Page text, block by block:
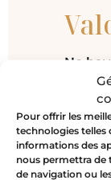
Pour offrir les
technologies telles
informations des
nous permettra de
de navigation ou
No
Sé el
Tu
no